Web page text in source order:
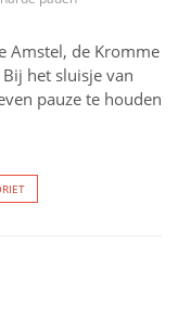
Amstel, de Kromme
het sluisje van
pauze te houden